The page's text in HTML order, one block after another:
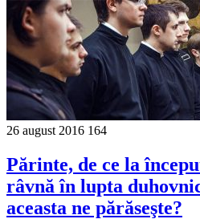
26 august 2016 164
Părinte, de ce la
râvnă în lupta
aceasta ne părăseşte?